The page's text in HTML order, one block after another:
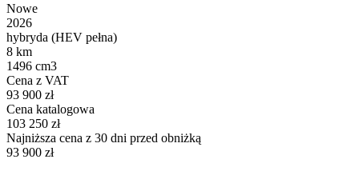
Nowe
2026
hybryda (HEV pełna)
8 km
1496 cm3
Cena z VAT
93 900 zł
Cena katalogowa
103 250 zł
Najniższa cena z 30 dni przed obniżką
93 900 zł